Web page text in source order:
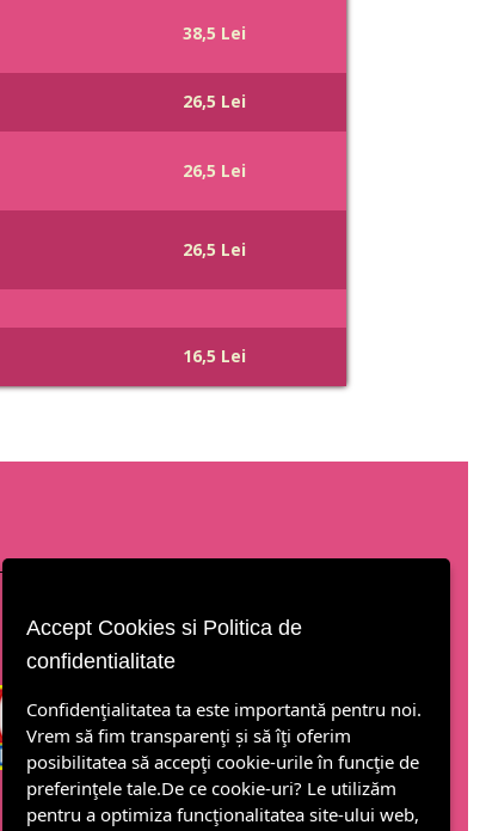
38,5 Lei
26,5 Lei
26,5 Lei
26,5 Lei
16,5 Lei
Accept Cookies si Politica de
confidentialitate
Confidenţialitatea ta este importantă pentru noi.
Vrem să fim transparenţi și să îţi oferim
posibilitatea să accepţi cookie-urile în funcţie de
preferinţele tale.De ce cookie-uri? Le utilizăm
pentru a optimiza funcţionalitatea site-ului web,